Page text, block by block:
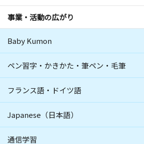
事業・活動の広がり
Baby Kumon
ペン習字・かきかた・筆ペン・毛筆
フランス語・ドイツ語
Japanese（日本語）
通信学習